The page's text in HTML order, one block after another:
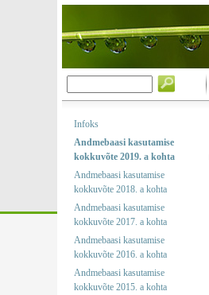
Infoks
Andmebaasi kasutamise
kokkuvõte 2019. a kohta
Andmebaasi kasutamise
kokkuvõte 2018. a kohta
Andmebaasi kasutamise
kokkuvõte 2017. a kohta
Andmebaasi kasutamise
kokkuvõte 2016. a kohta
Andmebaasi kasutamise
kokkuvõte 2015. a kohta